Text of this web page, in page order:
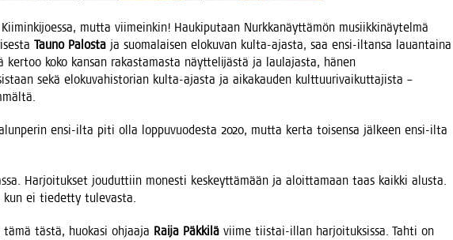
mut­ta vii­mein­kin! Hau­ki­pu­taan Nurk­ka­näyt­tä­mön musiik­ki­näy­tel­mä
Tau­no Palos­ta ja suo­ma­lai­sen elo­ku­van kul­ta-ajas­ta, saa ensi-iltan­sa lau­an­tai­na
ker­too koko kan­san rakas­ta­mas­ta näyt­te­li­jäs­tä ja lau­la­jas­ta, hänen
sekä elo­ku­va­his­to­rian kul­ta-ajas­ta ja aika­kau­den kult­tuu­ri­vai­kut­ta­jis­ta –
ensi-ilta piti olla lop­pu­vuo­des­ta 2020, mut­ta ker­ta toi­sen­sa jäl­keen ensi-ilta
Har­joi­tuk­set jou­dut­tiin mones­ti kes­keyt­tä­mään ja aloit­ta­maan taas kaik­ki alus­ta.
kun ei tie­det­ty tulevasta.
täs­tä, huo­ka­si ohjaa­ja Rai­ja Päk­ki­lä vii­me tiis­tai-illan har­joi­tuk­sis­sa. Tah­ti on